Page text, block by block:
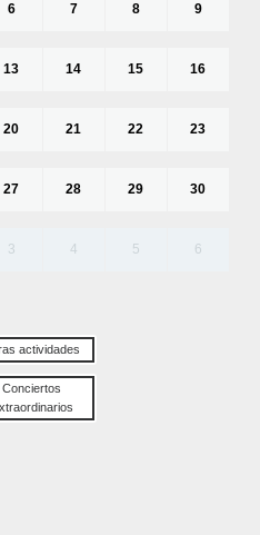
6 7 8 9
13 14 15 16
20 21 22 23
27 28 29 30
3 4 5 6
actividades
Conciertos